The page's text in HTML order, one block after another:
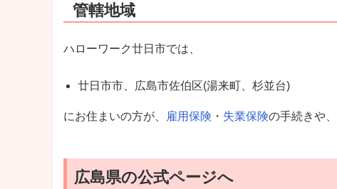
管轄地域
ハローワーク廿日市では、
廿日市市、広島市佐伯区(湯来町、杉並台)
にお住まいの方が、 雇用保険 ・ 失業保険の手続きや
広島県の公式ページへ